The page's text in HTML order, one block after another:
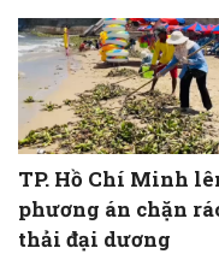
TP. Hồ Chí Minh
phương án chặn
thải đại dương